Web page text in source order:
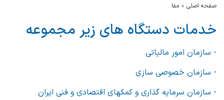
صفحه اصلی مفا
خدمات دستگاه های زیر مجموعه
- سازمان امور مالیاتی
- سازمان خصوصی سازی
- سازمان سرمایه گذاری و کمکهای اقتصادی و فنی ایران